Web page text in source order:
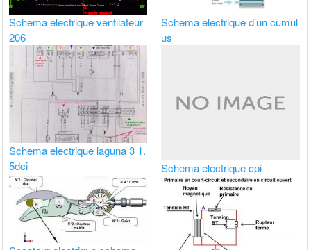
Schema electrique ventilateur
206
Schema electrique d’un cumul
us
Schema electrique laguna 3 1.
5dci
Schema electrique cpi